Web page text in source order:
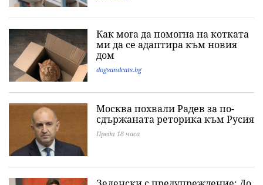
Как мога да помогна на котката
ми да се адаптира към новия
дом
dogsandcats.bg
Москва похвали Радев за по-
сдържаната реторика към Русия
Преди 18 часа